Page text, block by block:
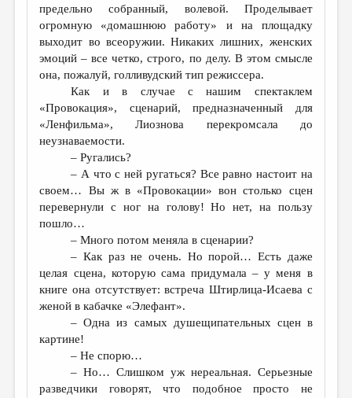
предельно собранный, волевой. Проделывает
огромную «домашнюю работу» и на площадку
выходит во всеоружии. Никаких лишних, женских
эмоций – все четко, строго, по делу. В этом смысле
она, пожалуй, голливудский тип режиссера.
Как и в случае с нашим спектаклем
«Провокация», сценарий, предназначенный для
«Ленфильма», Лиознова перекромсала до
неузнаваемости.
– Ругались?
– А что с ней ругаться? Все равно настоит на
своем… Вы ж в «Провокации» вон столько сцен
перевернули с ног на голову! Но нет, на пользу
пошло…
– Много потом меняла в сценарии?
– Как раз не очень. Но порой… Есть даже
целая сцена, которую сама придумала – у меня в
книге она отсутствует: встреча Штирлица-Исаева с
женой в кабачке «Элефант».
– Одна из самых душещипательных сцен в
картине!
– Не спорю…
– Но… Слишком уж нереальная. Серьезные
разведчики говорят, что подобное просто не